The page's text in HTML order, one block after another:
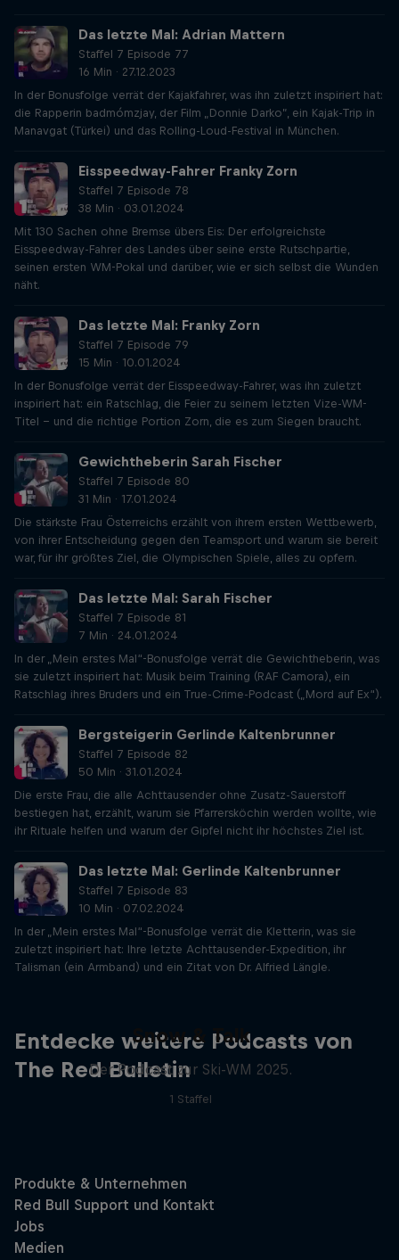
Das letzte Mal: Adrian Mattern
Staffel 7 Episode 77
16 Min · 27.12.2023
In der Bonusfolge verrät der Kajakfahrer, was ihn zuletzt inspiriert hat:
die Rapperin badmómzjay, der Film „Donnie Darko”, ein Kajak-Trip in
Manavgat (Türkei) und das Rolling-Loud-Festival in München.
Eisspeedway-Fahrer Franky Zorn
Staffel 7 Episode 78
38 Min · 03.01.2024
Mit 130 Sachen ohne Bremse übers Eis: Der erfolgreichste
Eisspeedway-Fahrer des Landes über seine erste Rutschpartie,
seinen ersten WM-Pokal und darüber, wie er sich selbst die Wunden
näht.
Das letzte Mal: Franky Zorn
Staffel 7 Episode 79
15 Min · 10.01.2024
In der Bonusfolge verrät der Eisspeedway-Fahrer, was ihn zuletzt
inspiriert hat: ein Ratschlag, die Feier zu seinem letzten Vize-WM-
Titel – und die richtige Portion Zorn, die es zum Siegen braucht.
Gewichtheberin Sarah Fischer
Staffel 7 Episode 80
31 Min · 17.01.2024
Die stärkste Frau Österreichs erzählt von ihrem ersten Wettbewerb,
von ihrer Entscheidung gegen den Teamsport und warum sie bereit
war, für ihr größtes Ziel, die Olympischen Spiele, alles zu opfern.
Das letzte Mal: Sarah Fischer
Staffel 7 Episode 81
7 Min · 24.01.2024
In der „Mein erstes Mal“-Bonusfolge verrät die Gewichtheberin, was
sie zuletzt inspiriert hat: Musik beim Training (RAF Camora), ein
Ratschlag ihres Bruders und ein True-Crime-Podcast („Mord auf Ex“).
Bergsteigerin Gerlinde Kaltenbrunner
Staffel 7 Episode 82
50 Min · 31.01.2024
Die erste Frau, die alle Achttausender ohne Zusatz-Sauerstoff
bestiegen hat, erzählt, warum sie Pfarrersköchin werden wollte, wie
ihr Rituale helfen und warum der Gipfel nicht ihr höchstes Ziel ist.
Das letzte Mal: Gerlinde Kaltenbrunner
Staffel 7 Episode 83
10 Min · 07.02.2024
In der „Mein erstes Mal“-Bonusfolge verrät die Kletterin, was sie
zuletzt inspiriert hat: Ihre letzte Achttausender-Expedition, ihr
Talisman (ein Armband) und ein Zitat von Dr. Alfried Längle.
Entdecke weitere Podcasts von
The Red Bulletin
Snow & Talk
Der Podcast zur Ski-WM 2025.
1 Staffel